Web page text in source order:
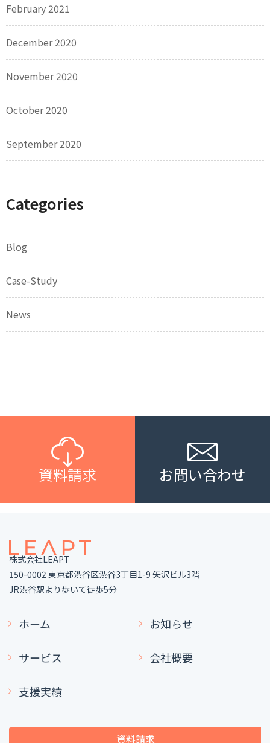
February 2021
December 2020
November 2020
October 2020
September 2020
Categories
Blog
Case-Study
News
資料請求 お問い合わせ
株式会社LEAPT
150-0002 東京都渋谷区渋谷3丁目1-9 矢沢ビル3階
JR渋谷駅より歩いて徒歩5分
ホーム
サービス
支援実績
お知らせ
会社概要
資料請求